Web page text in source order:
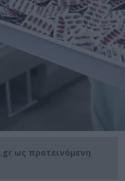
ως προτεινόμενη